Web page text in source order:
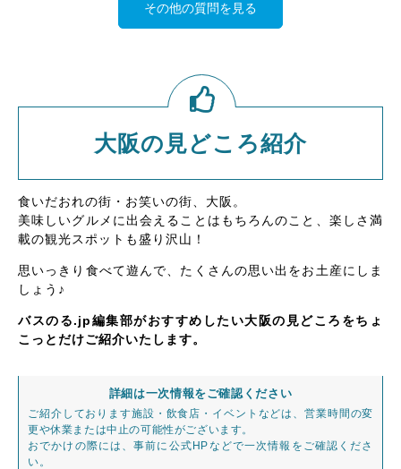
その他の質問を見る
大阪の見どころ紹介
食いだおれの街・お笑いの街、大阪。
美味しいグルメに出会えることはもちろんのこと、楽しさ満
載の観光スポットも盛り沢山！
思いっきり食べて遊んで、たくさんの思い出をお土産にしま
しょう♪
バスのる.jp編集部がおすすめしたい大阪の見どころをちょ
こっとだけご紹介いたします。
詳細は一次情報をご確認ください
ご紹介しております施設・飲食店・イベントなどは、営業時間の変
更や休業または中止の可能性がございます。
おでかけの際には、事前に公式HPなどで一次情報をご確認くださ
い。